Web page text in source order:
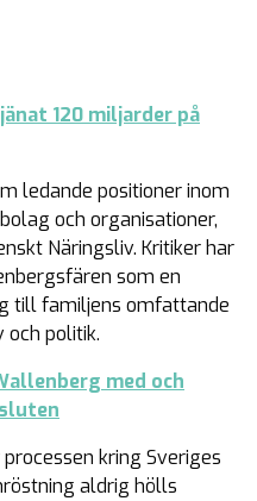
120 miljarder på
ledande positioner inom
och organisationer,
Näringsliv. Kritiker har
som en
till familjens omfattande
och politik.
med och
kring Sveriges
aldrig hölls